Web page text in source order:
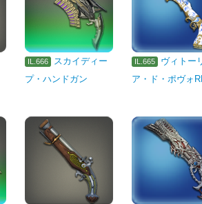
IL.666
スカイディー
プ・ハンドガン
IL.665
ヴィトー
ア・ド・ポヴォ